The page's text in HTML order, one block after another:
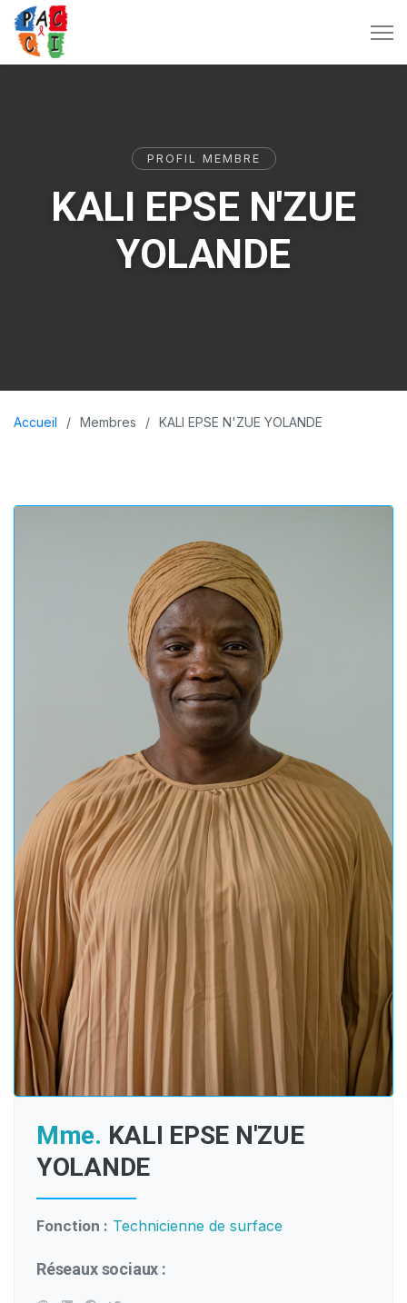
PROFIL MEMBRE
KALI EPSE N'ZUE
YOLANDE
Accueil Membres KALI EPSE N'ZUE YOLANDE
Mme. KALI EPSE N'ZUE
YOLANDE
Fonction : Technicienne de surface
Réseaux sociaux :